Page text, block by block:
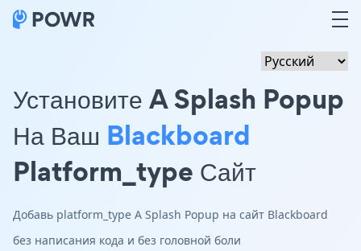
Установите A Splash Popup
На Ваш Blackboard
Platform_type Сайт
Добавь platform_type A Splash Popup на сайт Blackboard
без написания кода и без головной боли